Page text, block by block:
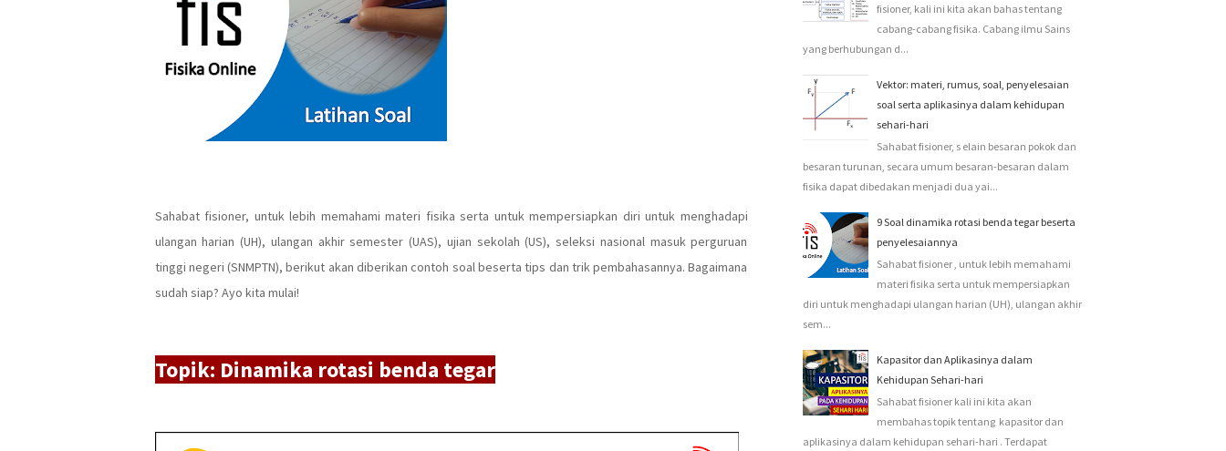
Sahabat fisioner, untuk lebih memahami materi fisika serta untuk mempersiapkan diri untuk menghadapi
ulangan harian (UH), ulangan akhir semester (UAS), ujian sekolah (US), seleksi nasional masuk perguruan
tinggi negeri (SNMPTN), berikut akan diberikan contoh soal beserta tips dan trik pembahasannya. Bagaimana
sudah siap? Ayo kita mulai!
Topik: Dinamika rotasi benda tegar
fisioner, kali ini kita akan bahas tentang
cabang-cabang fisika. Cabang ilmu Sains
yang berhubungan d...
Vektor: materi, rumus, soal, penyelesaian
soal serta aplikasinya dalam kehidupan
sehari-hari
Sahabat fisioner, s elain besaran pokok dan
besaran turunan, secara umum besaran-besaran dalam
fisika dapat dibedakan menjadi dua yai...
9 Soal dinamika rotasi benda tegar beserta
penyelesaiannya
Sahabat fisioner , untuk lebih memahami
materi fisika serta untuk mempersiapkan
diri untuk menghadapi ulangan harian (UH), ulangan akhir
sem...
Kapasitor dan Aplikasinya dalam
Kehidupan Sehari-hari
Sahabat fisioner kali ini kita akan
membahas topik tentang kapasitor dan
aplikasinya dalam kehidupan sehari-hari . Terdapat